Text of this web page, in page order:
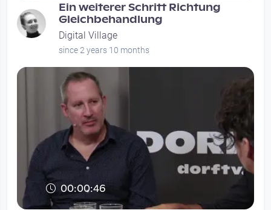
Ein weiterer Schritt Richtung
Gleichbehandlung
Digital Village
since 2 years 10 months
00:00:46